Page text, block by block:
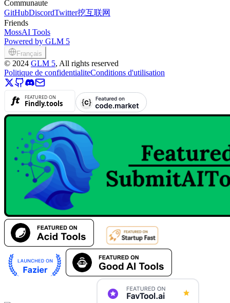
Communaute
GitHubDiscordTwitter挖互联网
Friends
MossAI Tools
Powered by GLM 5
Français
© 2024 GLM 5, All rights reserved
Politique de confidentialiteConditions d'utilisation